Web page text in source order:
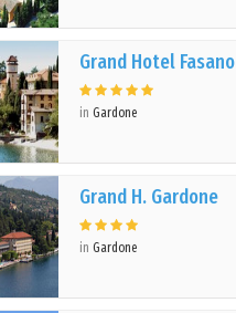
Grand Hotel Fasano
inGardone
Grand H. Gardone
inGardone